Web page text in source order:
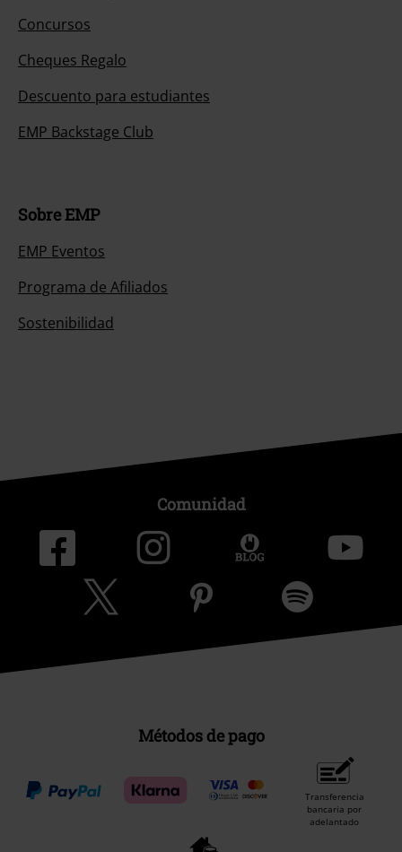
Concursos
Cheques Regalo
Descuento para estudiantes
EMP Backstage Club
Sobre EMP
EMP Eventos
Programa de Afiliados
Sostenibilidad
Comunidad
Métodos de pago
Transferencia
bancaria por
adelantado